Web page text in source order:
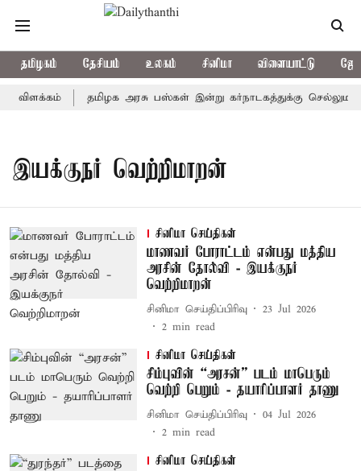
தமிழகம் தேசியம் உலகம் சினிமா விளையாட்டு
விளக்கம் தமிழக அரசு பஸ்கள் இன்று கர்நாடகத்துக்கு
இயக்குநர் வெற்றிமாறன்
சினிமா செய்திகள்
மாணவர் போராட்டம் என்பது மத்திய
அரசின் தோல்வி - இயக்குநர்
வெற்றிமாறன்
சினிமா செய்திப்பிரிவு
23 Jul 2026
2 min read
சினிமா செய்திகள்
சிம்புவின் “அரசன்” படம் மாபெரும்
வெற்றி பெறும் - தயாரிப்பாளர் தாணு
சினிமா செய்திப்பிரிவு
04 Jul 2026
2 min read
சினிமா செய்திகள்